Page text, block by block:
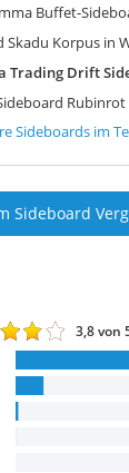
Buffet-
Skadu Korpus in
Trading Drift
Sideboardsim
Sideboard
3,8von